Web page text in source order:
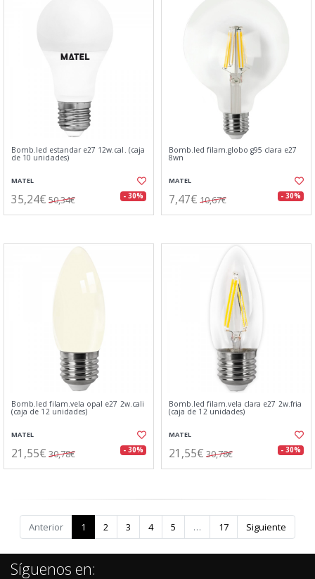
Bomb.led estandar e27 12w.cal. (caja
de 10 unidades)
MATEL
35,24€ 50,34€ - 30%
Bomb.led filam.globo g95 clara e27
8wn
MATEL
7,47€ 10,67€ - 30%
Bomb.led filam.vela opal e27 2w.cali
(caja de 12 unidades)
MATEL
21,55€ 30,78€ - 30%
Bomb.led filam.vela clara e27 2w.fria
(caja de 12 unidades)
MATEL
21,55€ 30,78€ - 30%
Anterior 1 2 3 4 5 … 17 Siguiente
Síguenos en: